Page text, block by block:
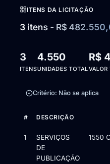
ITENS DA LICITAÇÃO
3 itens - R$
3
ITENS
4.550
UNIDADES TOTAL
R$
VALOR
Critério: Não se aplica
Itens da licitação Edital nº
# DESCRIÇÃO
1
SERVIÇOS
DE
PUBLICAÇÃO
1550